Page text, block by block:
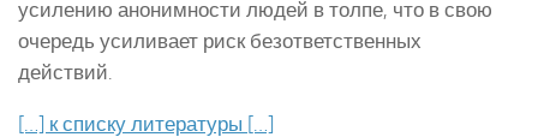
усилению анонимности людей в толпе, что в свою
очередь усиливает риск безответственных
действий.
[…] к списку литературы […]